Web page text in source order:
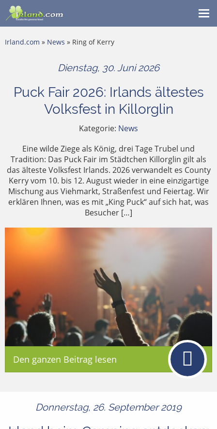
Irland.com » News » Ring of Kerry
Dienstag, 30. Juni 2026
Puck Fair 2026: Irlands ältestes
Volksfest in Killorglin
Kategorie: News
Eine wilde Ziege als König, drei Tage Trubel und
Tradition: Das Puck Fair im Städtchen Killorglin gilt als
das älteste Volksfest Irlands. 2026 verwandelt es County
Kerry vom 10. bis 12. August wieder in eine einzigartige
Mischung aus Viehmarkt, Straßenfest und Feiertag. Wir
erklären Ihnen, was es mit „King Puck“ auf sich hat, was
Besucher […]
Den ganzen Beitrag lesen
Donnerstag, 26. September 2019